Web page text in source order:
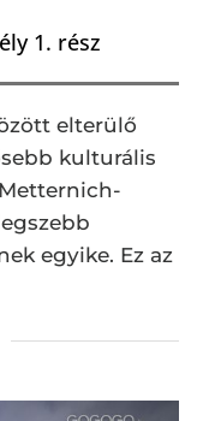
1. rész
elterülő
kulturális
egyike. Ez az